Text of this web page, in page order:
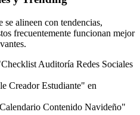
se alineen con tendencias,
frecuentemente funcionan mejor
Auditoría Redes Sociales
Creador Estudiante" en
Contenido Navideño"